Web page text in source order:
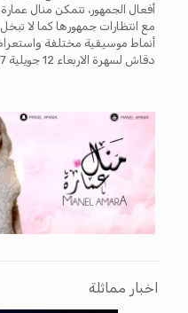
أفعال الجمهور، تتمكن منال
مع انتظارات جمهورها كما لا
أنماط موسيقية مختلفة
دقاش لسهرة الاربعاء 12 جويلية 2017 في اطار مهرجان تقيوس الثقافي..
اخبار مماثلة